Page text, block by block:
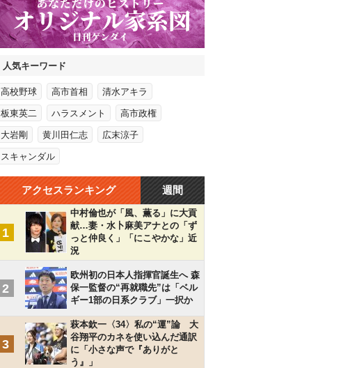
人気キーワード
高校野球 高市首相 清水アキラ
板東英二 ハラスメント 高市政権
大岩剛 黄川田仁志 広末涼子
スキャンダル
アクセスランキング 週間
1
中村倫也が「風、薫る」に大貢
献…妻・水卜麻美アナとの「ず
っと仲良く」「にこやかな」近
況
2
欧州初の日本人指揮官誕生へ 森
保一監督の“再就職先”は「ベル
ギー1部の日系クラブ」一択か
3
萩本欽一〈34〉私の“運”論 大
谷翔平のカネを使い込んだ通訳
に「小さな声で『ありがと
う』」